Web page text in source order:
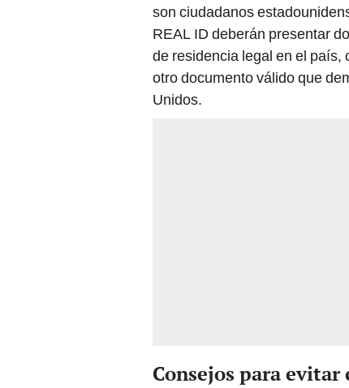
son ciudadanos
REAL ID deberán presentar
de residencia legal en el país,
otro documento válido que
Unidos.
Consejos para